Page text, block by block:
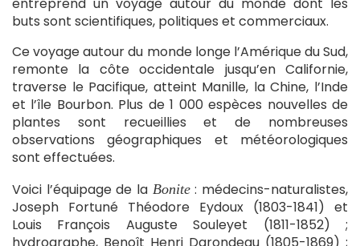
buts sont scientifiques, politiques et commerciaux.
Ce voyage autour du monde longe l’Amérique du Sud,
remonte la côte occidentale jusqu’en Californie,
traverse le Pacifique, atteint Manille, la Chine, l’Inde
et l’île Bourbon. Plus de 1 000 espèces nouvelles de
plantes sont recueillies et de nombreuses
observations géographiques et météorologiques
sont effectuées.
Voici l’équipage de la Bonite: médecins-naturalistes,
Joseph Fortuné Théodore Eydoux (1803-1841) et
Louis François Auguste Souleyet (1811-1852) ;